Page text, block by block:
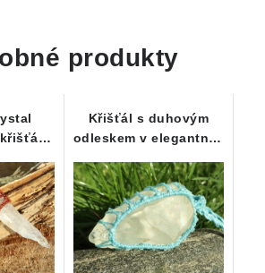
produkty
Křišťál s duhovým
odleskem v elegantním